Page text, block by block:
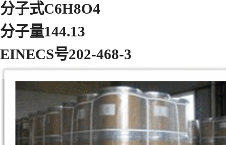
分子式C6H8O4
分子量144.13
EINECS号202-468-3